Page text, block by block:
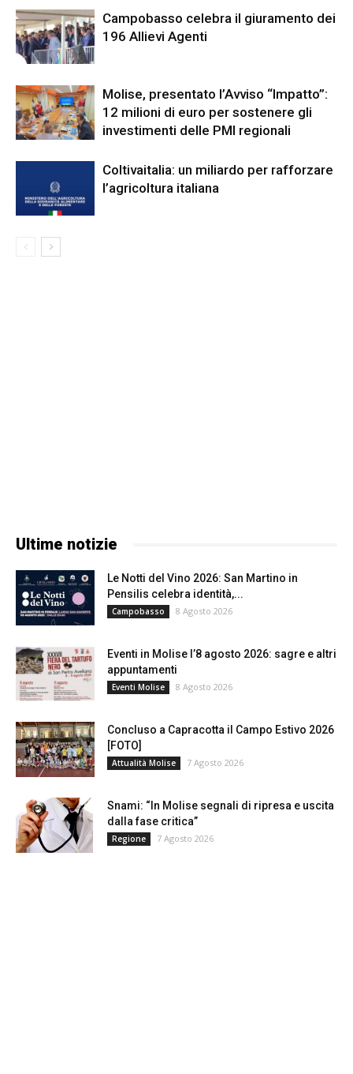
Campobasso celebra il giuramento dei
196 Allievi Agenti
Molise, presentato l’Avviso “Impatto”:
12 milioni di euro per sostenere gli
investimenti delle PMI regionali
Coltivaitalia: un miliardo per rafforzare
l’agricoltura italiana
Ultime notizie
Le Notti del Vino 2026: San Martino in
Pensilis celebra identità,...
Campobasso 8 Agosto 2026
Eventi in Molise l’8 agosto 2026: sagre e altri
appuntamenti
Eventi Molise 8 Agosto 2026
Concluso a Capracotta il Campo Estivo 2026
[FOTO]
Attualità Molise 7 Agosto 2026
Snami: “In Molise segnali di ripresa e uscita
dalla fase critica”
Regione 7 Agosto 2026